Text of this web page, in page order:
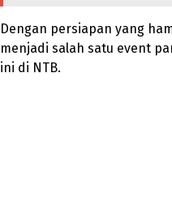
Dengan persiapan yang
menjadi salah satu event
ini di NTB.